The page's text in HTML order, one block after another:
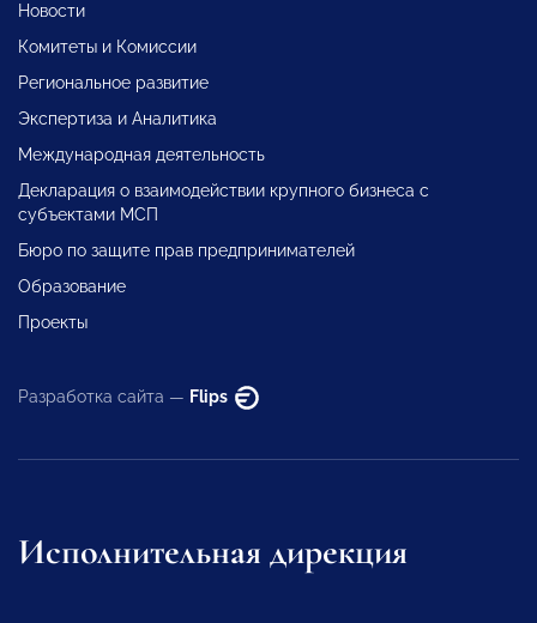
Новости
Комитеты и Комиссии
Региональное развитие
Экспертиза и Аналитика
Международная деятельность
Декларация о взаимодействии крупного бизнеса с
субъектами МСП
Бюро по защите прав предпринимателей
Образование
Проекты
Разработка сайта — Flips
Исполнительная дирекция